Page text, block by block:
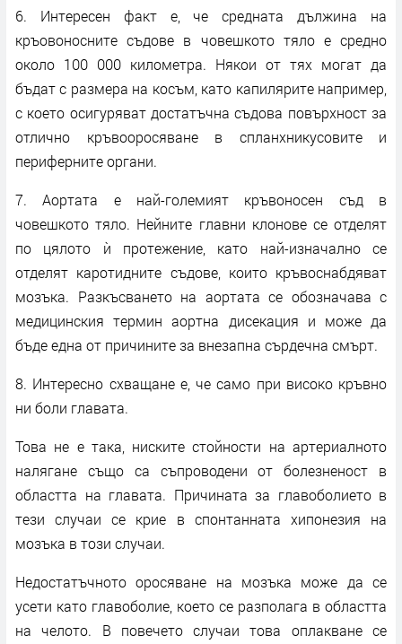
6. Интересен факт е, че средната дължина на
кръовоносните съдове в човешкото тяло е средно
около 100 000 километра. Някои от тях могат да
бъдат с размера на косъм, като капилярите например,
с което осигуряват достатъчна съдова повърхност за
отлично кръвооросяване в спланхникусовите и
периферните органи.
7. Аортата е най-големият кръвоносен съд в
човешкото тяло. Нейните главни клонове се отделят
по цялото ѝ протежение, като най-изначално се
отделят каротидните съдове, които кръвоснабдяват
мозъка. Разкъсването на аортата се обозначава с
медицинския термин аортна дисекация и може да
бъде една от причините за внезапна сърдечна смърт.
8. Интересно схващане е, че само при високо кръвно
ни боли главата.
Това не е така, ниските стойности на артериалното
налягане също са съпроводени от болезненост в
областта на главата. Причината за главоболието в
тези случаи се крие в спонтанната хипонезия на
мозъка в този случаи.
Недостатъчното оросяване на мозъка може да се
усети като главоболие, което се разполага в областта
на челото. В повечето случаи това оплакване се